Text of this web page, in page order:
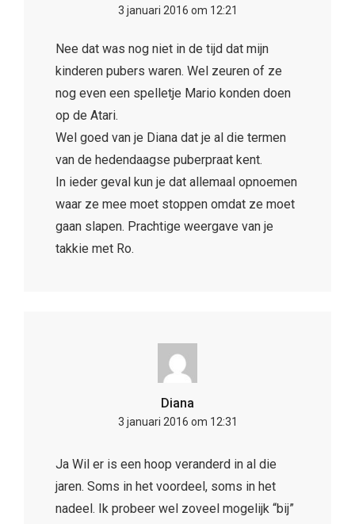
3 januari 2016 om 12:21
Nee dat was nog niet in de tijd dat mijn
kinderen pubers waren. Wel zeuren of ze
nog even een spelletje Mario konden doen
op de Atari.
Wel goed van je Diana dat je al die termen
van de hedendaagse puberpraat kent.
In ieder geval kun je dat allemaal opnoemen
waar ze mee moet stoppen omdat ze moet
gaan slapen. Prachtige weergave van je
takkie met Ro.
Diana
3 januari 2016 om 12:31
Ja Wil er is een hoop veranderd in al die
jaren. Soms in het voordeel, soms in het
nadeel. Ik probeer wel zoveel mogelijk “bij”